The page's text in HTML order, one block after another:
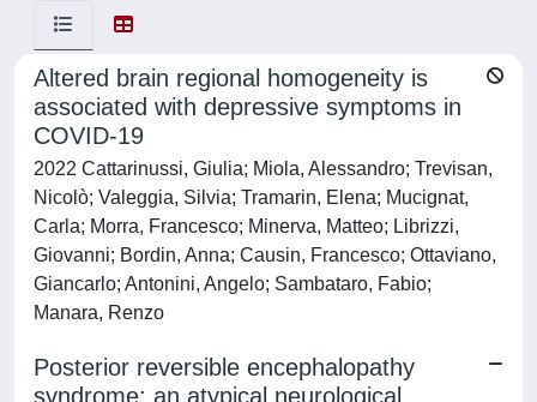
Altered brain regional homogeneity is
associated with depressive symptoms in
COVID-19
2022 Cattarinussi, Giulia; Miola, Alessandro; Trevisan,
Nicolò; Valeggia, Silvia; Tramarin, Elena; Mucignat,
Carla; Morra, Francesco; Minerva, Matteo; Librizzi,
Giovanni; Bordin, Anna; Causin, Francesco; Ottaviano,
Giancarlo; Antonini, Angelo; Sambataro, Fabio;
Manara, Renzo
Posterior reversible encephalopathy
syndrome: an atypical neurological